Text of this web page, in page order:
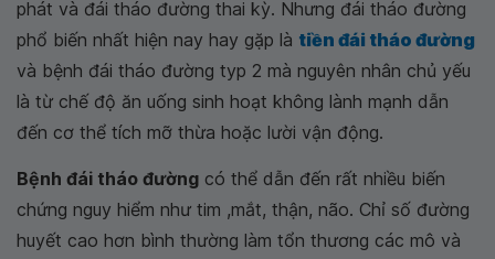
phát và đái tháo đường thai kỳ. Nhưng đái tháo đường
phổ biến nhất hiện nay hay gặp là tiền đái tháo đường
và bệnh đái tháo đường typ 2 mà nguyên nhân chủ yếu
là từ chế độ ăn uống sinh hoạt không lành mạnh dẫn
đến cơ thể tích mỡ thừa hoặc lười vận động.
Bệnh đái tháo đường có thể dẫn đến rất nhiều biến
chứng nguy hiểm như tim ,mắt, thận, não. Chỉ số đường
huyết cao hơn bình thường làm tổn thương các mô và